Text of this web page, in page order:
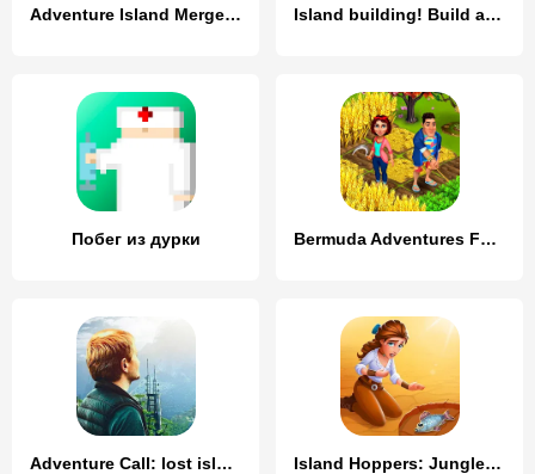
Adventure Island Merge: Save Island building! Build a house
Побег из дурки Bermuda Adventures Farm Island
Adventure Call: lost island Island Hoppers: Jungle Farm